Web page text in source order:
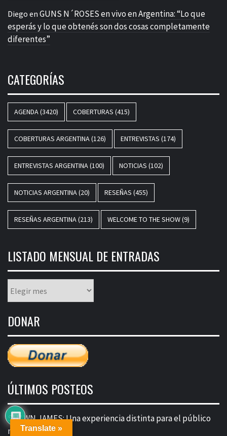
Diego en GUNS N´ROSES en vivo en Argentina: “Lo que
esperás y lo que obtenés son dos cosas completamente
diferentes”
CATEGORÍAS
AGENDA(3420) COBERTURAS (415)
COBERTURAS ARGENTINA(126) ENTREVISTAS (174)
ENTREVISTAS ARGENTINA(100) NOTICIAS (102)
NOTICIAS ARGENTINA(20) RESEÑAS (455)
RESEÑAS ARGENTINA(213) WELCOME TO THE SHOW(9)
LISTADO MENSUAL DE ENTRADAS
mensual
entradas
DONAR
ÚLTIMOS POSTEOS
SHAWN JAMES: Una experiencia distinta para el público
metalero
Translate »